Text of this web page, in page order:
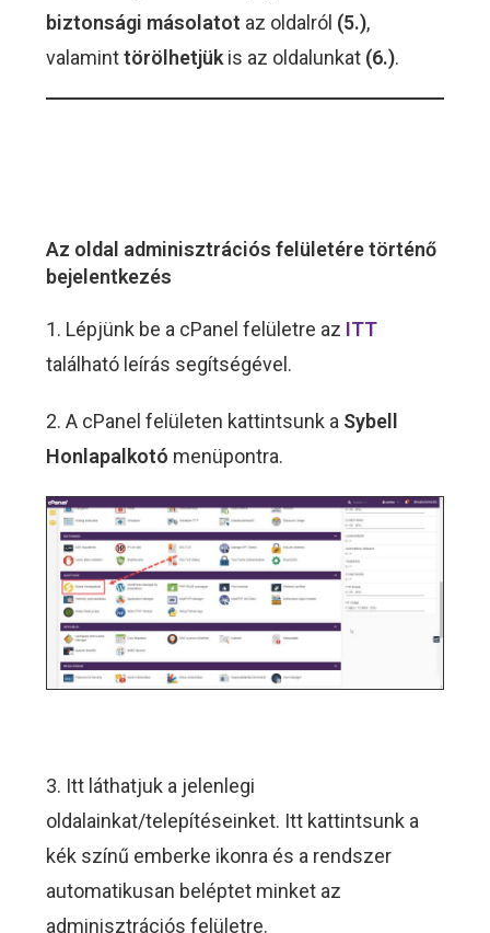
biztonsági másolatot az oldalról (5.),
valaminttörölhetjük is az oldalunkat (6.).
Az oldal adminisztrációs felületére történő
bejelentkezés
1. Lépjünk be a cPanel felületre az ITT
található leírás segítségével.
2. A cPanel felületen kattintsunk a Sybell
Honlapalkotó menüpontra.
3. Itt láthatjuk a jelenlegi
oldalainkat/telepítéseinket. Itt kattintsunk a
kék színű emberke ikonra és a rendszer
automatikusan beléptet minket az
adminisztrációs felületre.